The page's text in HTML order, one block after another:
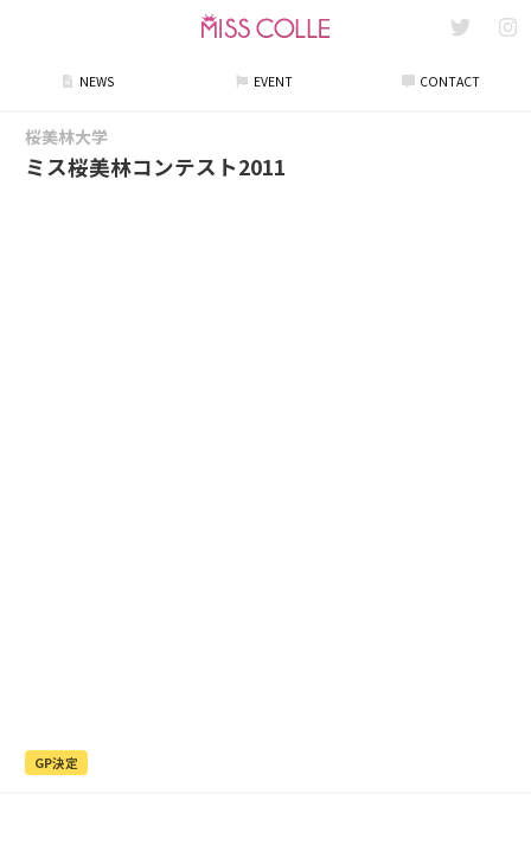
NEWS EVENT CONTACT
桜美林大学
ミス桜美林コンテスト2011
GP決定